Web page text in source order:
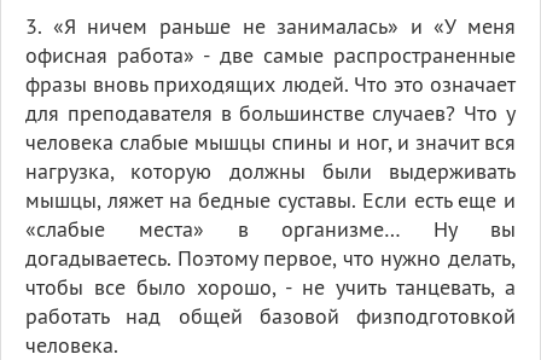
3. «Я ничем раньше не занималась» и «У меня
офисная работа» - две самые распространенные
фразы вновь приходящих людей. Что это означает
для преподавателя в большинстве случаев? Что у
человека слабые мышцы спины и ног, и значит вся
нагрузка, которую должны были выдерживать
мышцы, ляжет на бедные суставы. Если есть еще и
«слабые места» в организме… Ну вы
догадываетесь. Поэтому первое, что нужно делать,
чтобы все было хорошо, - не учить танцевать, а
работать над общей базовой физподготовкой
человека.